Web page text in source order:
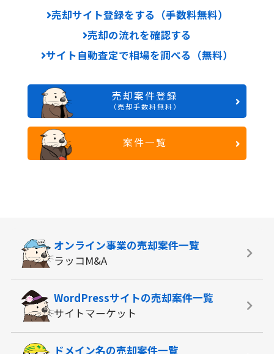
売却サイト登録をする（手数料無料）
売却の流れを確認する
サイト自動査定で相場を調べる（無料）
売却案件登録
（売却手数料無料）
案件一覧
オンライン事業の売却案件一覧
ラッコM&A
WordPressサイトの売却案件一覧
サイトマーケット
ドメイン名の売却案件一覧